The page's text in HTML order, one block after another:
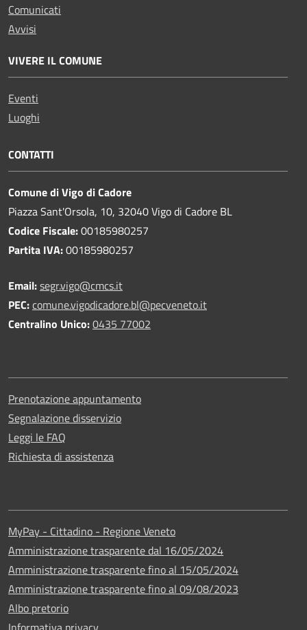
Comunicati
Avvisi
VIVERE IL COMUNE
Eventi
Luoghi
CONTATTI
Comune di Vigo di Cadore
Piazza Sant'Orsola, 10, 32040 Vigo di Cadore BL
Codice Fiscale:00185980257
Partita IVA:00185980257
Email:segr.vigo@cmcs.it
PEC:comune.vigodicadore.bl@pecveneto.it
Centralino Unico:0435 77002
Prenotazione appuntamento
Segnalazione disservizio
Leggi le FAQ
Richiesta di assistenza
MyPay - Cittadino - Regione Veneto
Amministrazione trasparente dal 16/05/2024
Amministrazione trasparente fino al 15/05/2024
Amministrazione trasparente fino al 09/08/2023
Albo pretorio